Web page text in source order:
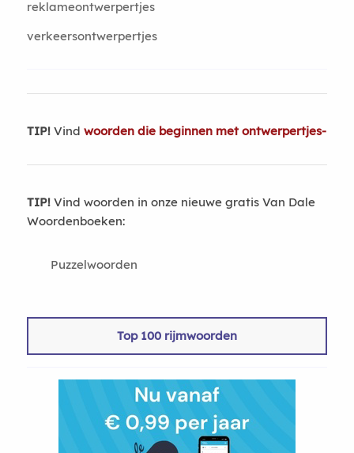
reklameontwerpertjes
verkeersontwerpertjes
TIP!Vind woorden die beginnen met ontwerpertjes-
TIP!Vind woorden in onze nieuwe gratis Van Dale
Woordenboeken:
Puzzelwoorden
Top 100 rijmwoorden